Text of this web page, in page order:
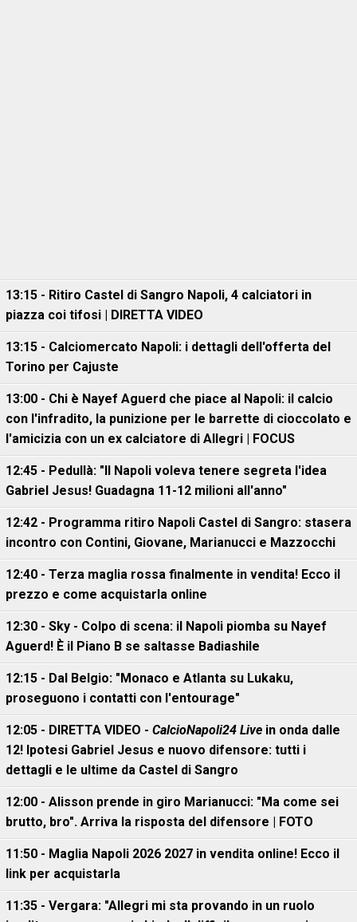
13:15 - Ritiro Castel di Sangro Napoli, 4 calciatori in
piazza coi tifosi | DIRETTA VIDEO
13:15 - Calciomercato Napoli: i dettagli dell'offerta del
Torino per Cajuste
13:00 - Chi è Nayef Aguerd che piace al Napoli: il calcio
con l'infradito, la punizione per le barrette di cioccolato e
l'amicizia con un ex calciatore di Allegri | FOCUS
12:45 - Pedullà: "Il Napoli voleva tenere segreta l'idea
Gabriel Jesus! Guadagna 11-12 milioni all'anno"
12:42 - Programma ritiro Napoli Castel di Sangro: stasera
incontro con Contini, Giovane, Marianucci e Mazzocchi
12:40 - Terza maglia rossa finalmente in vendita! Ecco il
prezzo e come acquistarla online
12:30 - Sky - Colpo di scena: il Napoli piomba su Nayef
Aguerd! È il Piano B se saltasse Badiashile
12:15 - Dal Belgio: "Monaco e Atlanta su Lukaku,
proseguono i contatti con l'entourage"
12:05 - DIRETTA VIDEO - CalcioNapoli24 Live in onda dalle
12! Ipotesi Gabriel Jesus e nuovo difensore: tutti i
dettagli e le ultime da Castel di Sangro
12:00 - Alisson prende in giro Marianucci: "Ma come sei
brutto, bro". Arriva la risposta del difensore | FOTO
11:50 - Maglia Napoli 2026 2027 in vendita online! Ecco il
link per acquistarla
11:35 - Vergara: "Allegri mi sta provando in un ruolo